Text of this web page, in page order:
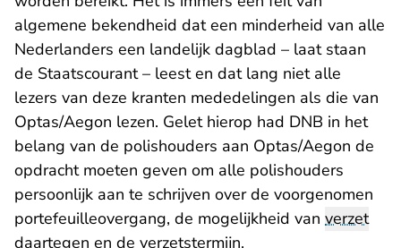
algemene bekendheid dat een minderheid van alle
Nederlanders een landelijk dagblad – laat staan
de Staatscourant – leest en dat lang niet alle
lezers van deze kranten mededelingen als die van
Optas/Aegon lezen. Gelet hierop had DNB in het
belang van de polishouders aan Optas/Aegon de
opdracht moeten geven om alle polishouders
persoonlijk aan te schrijven over de voorgenomen
portefeuilleovergang, de mogelijkheid van verzet
daartegen en de verzetstermijn.